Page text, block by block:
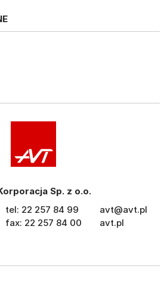
Sp. z o.o.
tel: 22 257 84 99
fax: 22 257 84 00
avt@avt.pl
avt.pl